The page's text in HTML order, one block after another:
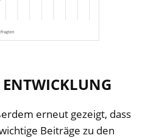
erneut gezeigt, dass
Beiträge zu den